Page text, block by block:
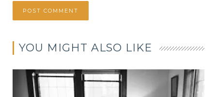
YOU MIGHT ALSO LIKE